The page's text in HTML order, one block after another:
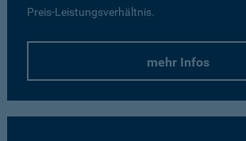
Preis-Leistungsverhältnis.
mehr Infos